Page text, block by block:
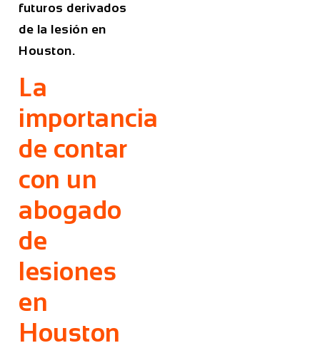
futuros derivados
de la lesión en
Houston.
La
importancia
de contar
con un
abogado
de
lesiones
en
Houston